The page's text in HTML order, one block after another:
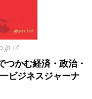
つかむ経済・政治・
ビジネスジャーナ